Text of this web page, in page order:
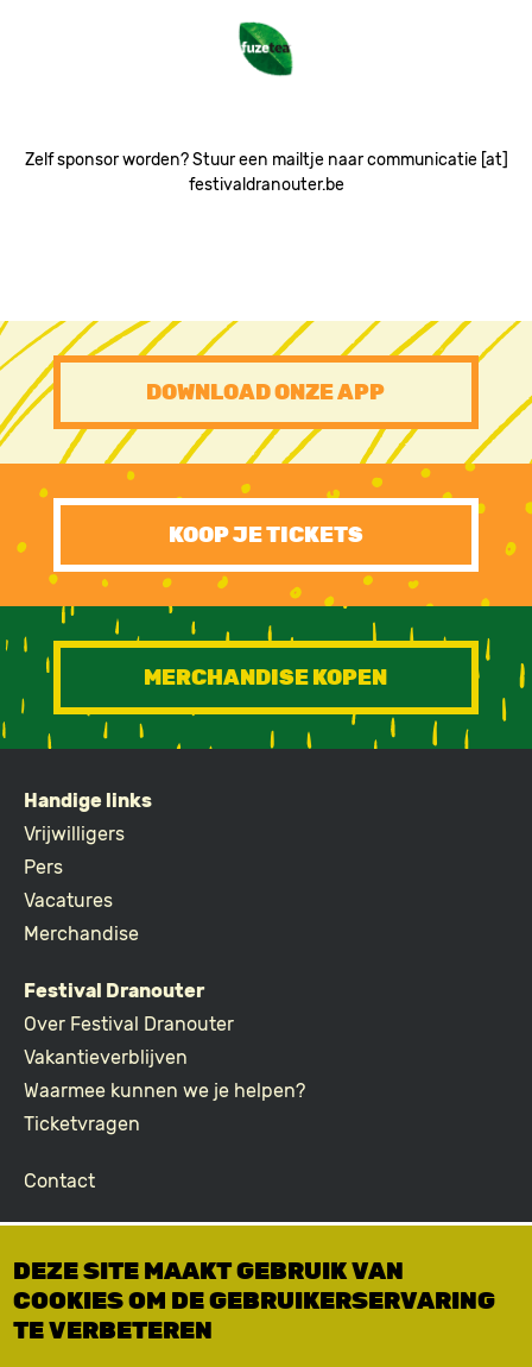
Image
Zelf sponsor worden? Stuur een mailtje naar communicatie [at]
festivaldranouter.be
PRE
FOOTER
CTA
DOWNLOAD ONZE APP
KOOP JE TICKETS
MERCHANDISE KOPEN
FOOTER
Handige links
Vrijwilligers
Pers
Vacatures
Merchandise
Festival Dranouter
Over Festival Dranouter
Vakantieverblijven
Waarmee kunnen we je helpen?
Ticketvragen
Contact
Podcast
Facebook
Instagram
DEZE SITE MAAKT GEBRUIK VAN
COOKIES OM DE GEBRUIKERSERVARING
TE VERBETEREN